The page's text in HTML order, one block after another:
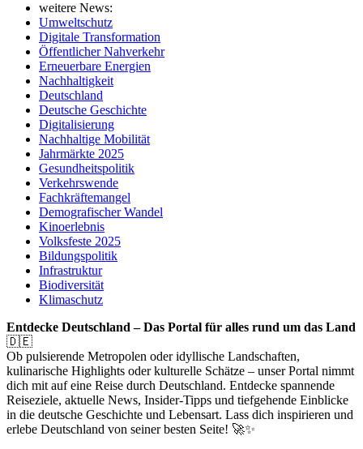
weitere News:
Umweltschutz
Digitale Transformation
Öffentlicher Nahverkehr
Erneuerbare Energien
Nachhaltigkeit
Deutschland
Deutsche Geschichte
Digitalisierung
Nachhaltige Mobilität
Jahrmärkte 2025
Gesundheitspolitik
Verkehrswende
Fachkräftemangel
Demografischer Wandel
Kinoerlebnis
Volksfeste 2025
Bildungspolitik
Infrastruktur
Biodiversität
Klimaschutz
Entdecke Deutschland – Das Portal für alles rund um das Land
🇩🇪
Ob pulsierende Metropolen oder idyllische Landschaften,
kulinarische Highlights oder kulturelle Schätze – unser Portal nimmt
dich mit auf eine Reise durch Deutschland. Entdecke spannende
Reiseziele, aktuelle News, Insider-Tipps und tiefgehende Einblicke
in die deutsche Geschichte und Lebensart. Lass dich inspirieren und
erlebe Deutschland von seiner besten Seite! 🚀✨